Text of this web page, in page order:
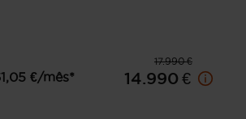
17.990 €
€/mês*
14.990 €